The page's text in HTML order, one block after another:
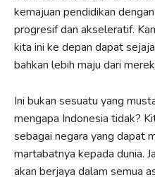
kemajuan pendidikan
progresif dan akseleratif.
kita ini ke depan dapat
bahkan lebih maju dari
Ini bukan sesuatu yang
mengapa Indonesia tidak?
sebagai negara yang dapat
martabatnya kepada dunia.
akan berjaya dalam semua